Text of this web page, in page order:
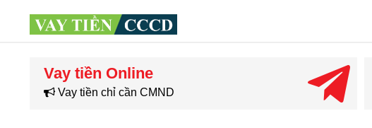
Vay tiền Online
Vay tiền chỉ cần CMND